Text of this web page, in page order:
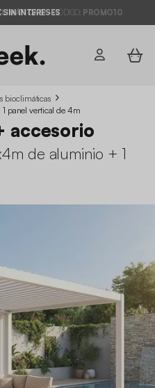
INTERESES
bioclimáticas
panel vertical de 4m
accesorio
de aluminio + 1